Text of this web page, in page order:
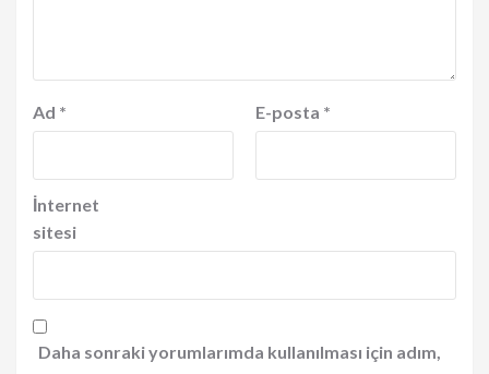
Ad * E-posta *
İnternet
sitesi
Daha sonraki yorumlarımda kullanılması için adım,